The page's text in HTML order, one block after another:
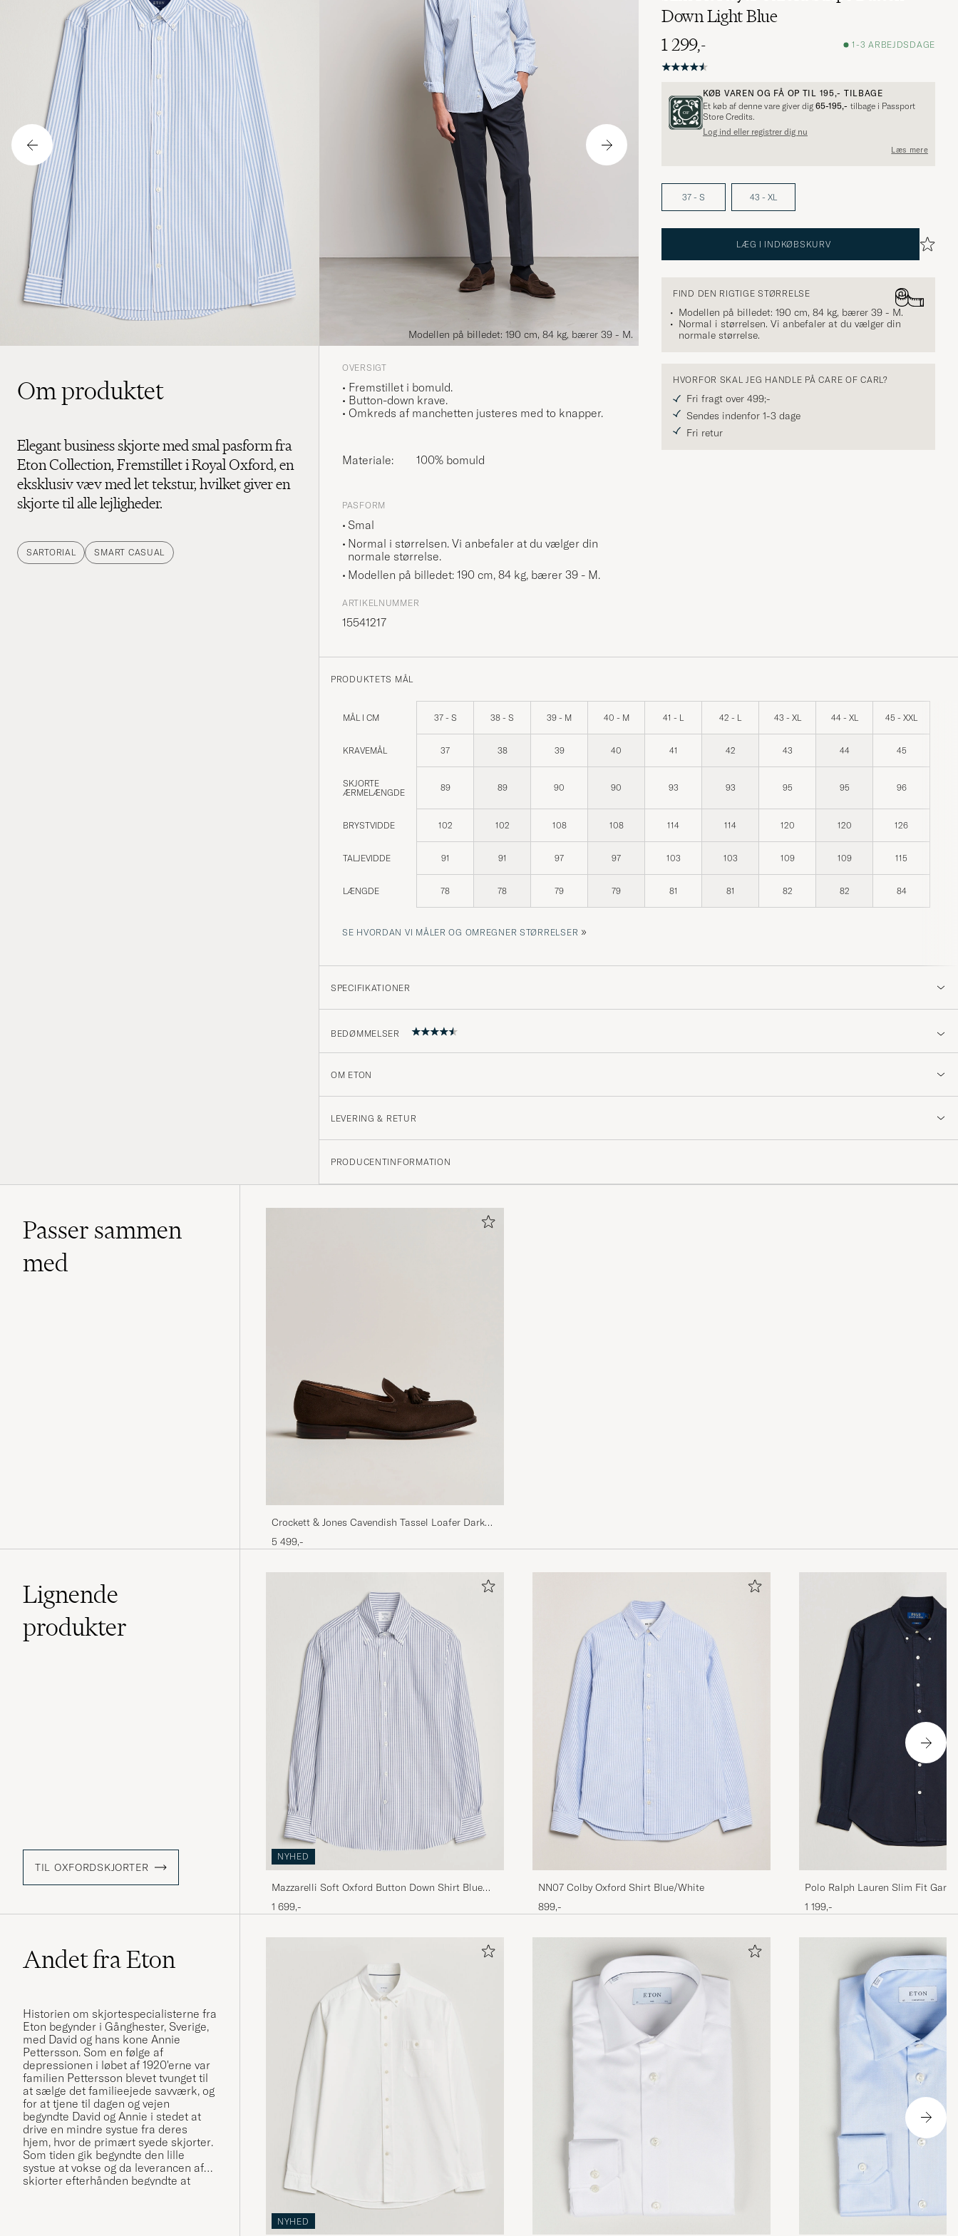
Modellen på billedet: 190 cm, 84 kg, bærer 39 - M.
Down Light Blue
1 299,-
1-3 ARBEJDSDAGE
KØB VAREN OG FÅ OP TIL 195,- TILBAGE
Et køb af denne vare giver dig 65-195,- tilbage i Passport
Store Credits.
Log ind eller registrer dig nu
Læs mere
37 - S 43 - XL
LÆG I INDKØBSKURV
FIND DEN RIGTIGE STØRRELSE
Modellen på billedet: 190 cm, 84 kg, bærer 39 - M.
Normal i størrelsen. Vi anbefaler at du vælger din
normale størrelse.
HVORFOR SKAL JEG HANDLE PÅ CARE OF CARL?
Fri fragt over 499;-
Sendes indenfor 1-3 dage
Fri retur
Om produktet
Elegant business skjorte med smal pasform fra
Eton Collection, Fremstillet i Royal Oxford, en
eksklusiv væv med let tekstur, hvilket giver en
skjorte til alle lejligheder.
SARTORIAL SMART CASUAL
OVERSIGT
• Fremstillet i bomuld.
• Button-down krave.
• Omkreds af manchetten justeres med to knapper.
Materiale: 100% bomuld
PASFORM
Smal
Normal i størrelsen. Vi anbefaler at du vælger din
normale størrelse.
Modellen på billedet: 190 cm, 84 kg, bærer 39 - M.
ARTIKELNUMMER
15541217
PRODUKTETS MÅL
MÅL I CM 37 - S 38 - S 39 - M 40 - M 41 - L 42 - L 43 - XL 44 - XL 45 - XXL
KRAVEMÅL 37 38 39 40 41 42 43 44 45
SKJORTE
ÆRMELÆNGDE
89 89 90 90 93 93 95 95 96
BRYSTVIDDE 102 102 108 108 114 114 120 120 126
TALJEVIDDE 91 91 97 97 103 103 109 109 115
LÆNGDE 78 78 79 79 81 81 82 82 84
SE HVORDAN VI MÅLER OG OMREGNER STØRRELSER »
SPECIFIKATIONER
BEDØMMELSER
4.5
(8)
OM ETON
LEVERING & RETUR
PRODUCENTINFORMATION
Passer sammen
med
Crockett & Jones Cavendish Tassel Loafer Dark
Brown Suede
5 499,-
Lignende
produkter
TIL OXFORDSKJORTER
NYHED
Mazzarelli Soft Oxford Button Down Shirt Blue
Stripe
1 699,-
NN07 Colby Oxford Shirt Blue/White
899,-
Polo Ralph Lauren Slim Fit
Shirt Navy
1 199,-
Andet fra Eton
Historien om skjortespecialisterne fra
Eton begynder i Gånghester, Sverige,
med David og hans kone Annie
Pettersson. Som en følge af
depressionen i løbet af 1920'erne var
familien Pettersson blevet tvunget til
at sælge det familieejede savværk, og
for at tjene til dagen og vejen
begyndte David og Annie i stedet at
drive en mindre systue fra deres
hjem, hvor de primært syede skjorter.
Som tiden gik begyndte den lille
systue at vokse og da leverancen af
skjorter efterhånden begyndte at
NYHED